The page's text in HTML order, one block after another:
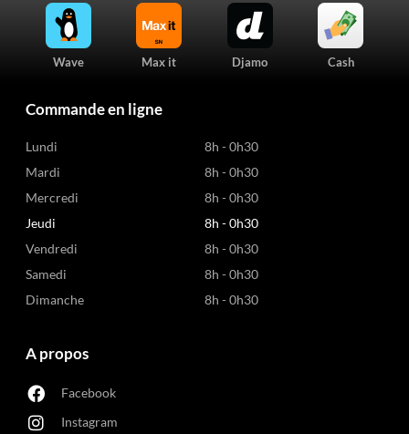
Wave Max it Djamo Cash
Commande en ligne
Lundi
8h - 0h30
Mardi
8h - 0h30
Mercredi
8h - 0h30
Jeudi
8h - 0h30
Vendredi
8h - 0h30
Samedi
8h - 0h30
Dimanche
8h - 0h30
A propos
Facebook
Instagram